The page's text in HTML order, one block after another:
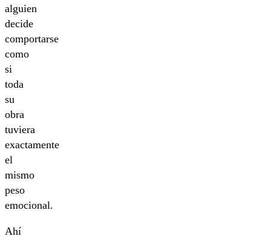
alguien
decide
comportarse
como
si
toda
su
obra
tuviera
exactamente
el
mismo
peso
emocional.
Ahí